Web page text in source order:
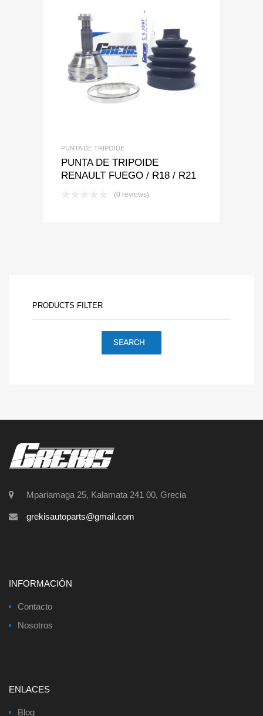
Add to Wishlist
Add to Compare
PUNTA DE TRIPOIDE
PUNTA DE TRIPOIDE
RENAULT FUEGO / R18 / R21
(0 reviews)
PRODUCTS FILTER
SEARCH
Mpariamaga 25, Kalamata 241 00, Grecia
grekisautoparts@gmail.com
INFORMACIÓN
Contacto
Nosotros
ENLACES
Blog